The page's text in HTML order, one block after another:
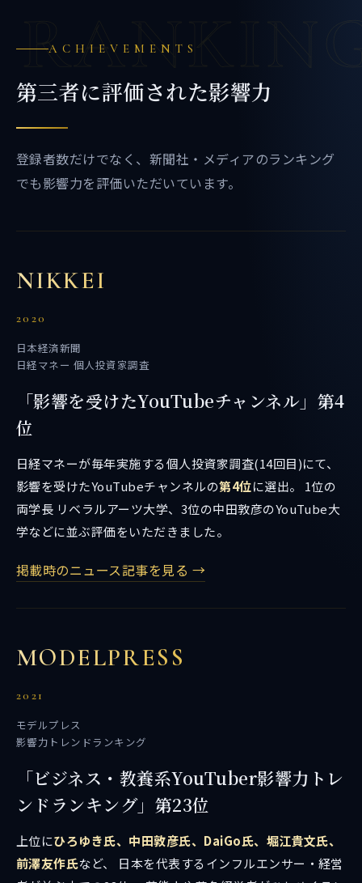
ACHIEVEMENTS
第三者に評価された影響力
登録者数だけでなく、新聞社・メディアのランキング
でも影響力を評価いただいています。
NIKKEI
2020
日本経済新聞
日経マネー 個人投資家調査
「影響を受けたYouTubeチャンネル」第4
位
日経マネーが毎年実施する個人投資家調査(14回目)にて、
影響を受けたYouTubeチャンネルの第4位に選出。 1位の
両学長 リベラルアーツ大学、3位の中田敦彦のYouTube大
学などに並ぶ評価をいただきました。
掲載時のニュース記事を見る →
MODELPRESS
2021
モデルプレス
影響力トレンドランキング
「ビジネス・教養系YouTuber影響力トレ
ンドランキング」第23位
上位にひろゆき氏、中田敦彦氏、DaiGo氏、堀江貴文氏、
前澤友作氏など、 日本を代表するインフルエンサー・経営